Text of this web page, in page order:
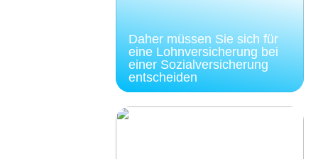
Daher müssen Sie sich für
eine Lohnversicherung bei
einer Sozialversicherung
entscheiden